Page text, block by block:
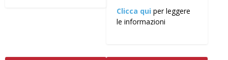
Clicca qui per leggere
le informazioni